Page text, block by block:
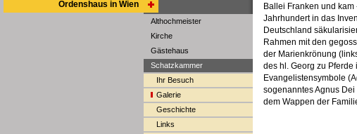
Ordenshaus in Wien
Althochmeister
Kirche
Gästehaus
Schatzkammer
Ihr Besuch
Galerie
Geschichte
Links
Ballei Franken und
Jahrhundert in das
Deutschland
Rahmen mit den
der Marienkrönung
des hl. Georg zu
Evangelistensymbole
sogenanntes Agnus
dem Wappen der